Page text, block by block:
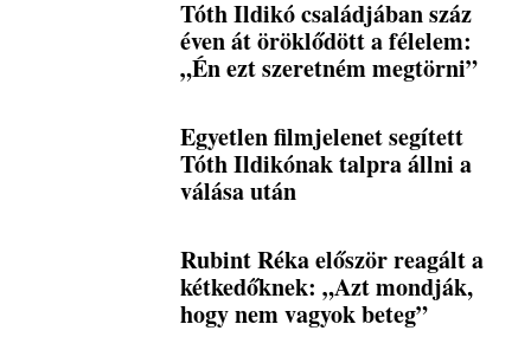
Tóth Ildikó családjában száz
éven át öröklődött a félelem:
„Én ezt szeretném megtörni”
Egyetlen filmjelenet segített
Tóth Ildikónak talpra állni a
válása után
Rubint Réka először reagált a
kétkedőknek: „Azt mondják,
hogy nem vagyok beteg”